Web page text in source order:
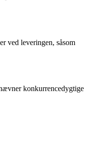
ved leveringen, såsom
konkurrencedygtige